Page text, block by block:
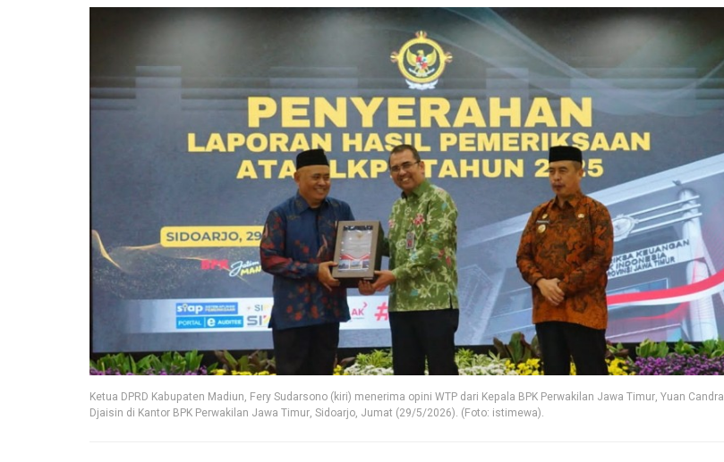
Ketua DPRD Kabupaten Madiun, Fery Sudarsono (kiri) menerima opini WTP dari Kepala BPK Perwakilan Jawa Timur, Yuan Candra
Djaisin di Kantor BPK Perwakilan Jawa Timur, Sidoarjo, Jumat (29/5/2026). (Foto: istimewa).